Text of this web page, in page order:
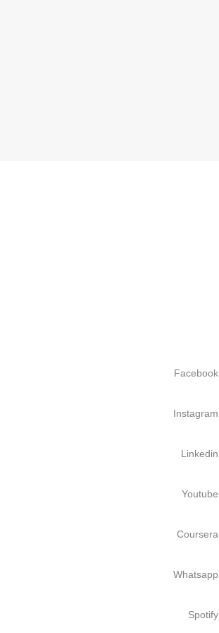
Facebook
Instagram
Linkedin
Youtube
Coursera
Whatsapp
Spotify